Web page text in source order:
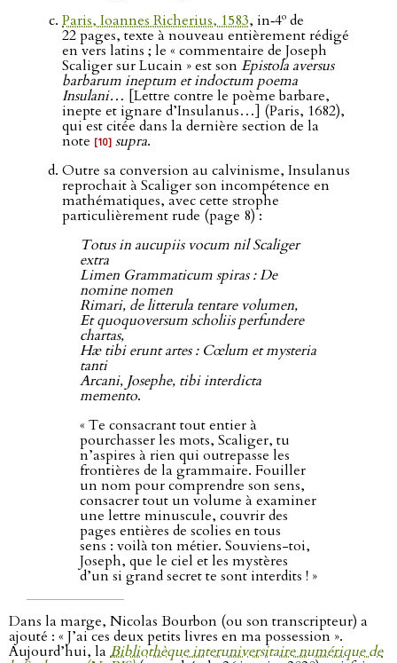
Paris, Ioannes Richerius, 1583, in‑4o de
22 pages, texte à nouveau entièrement rédigé
en vers latins ; le « commentaire de Joseph
Scaliger sur Lucain » est sonEpistola aversus
barbarum ineptum et indoctum poema
Insulani… [Lettre contre le poème barbare,
inepte et ignare d’Insulanus…] (Paris, 1682),
qui est citée dans la dernière section de la
note [10] supra.
Outre sa conversion au calvinisme, Insulanus
reprochait à Scaliger son incompétence en
mathématiques, avec cette strophe
particulièrement rude (page 8) :
Totus in aucupiis vocum nil Scaliger
extra
Limen Grammaticum spiras : De
nomine nomen
Rimari, de litterula tentare volumen,
Et quoquoversum scholiis perfundere
chartas,
Hæ tibi erunt artes : Cœlum et mysteria
tanti
Arcani, Josephe, tibi interdicta
memento.
« Te consacrant tout entier à
pourchasser les mots, Scaliger, tu
n’aspires à rien qui outrepasse les
frontières de la grammaire. Fouiller
un nom pour comprendre son sens,
consacrer tout un volume à examiner
une lettre minuscule, couvrir des
pages entières de scolies en tous
sens : voilà ton métier. Souviens-toi,
Joseph, que le ciel et les mystères
d’un si grand secret te sont interdits ! »
Dans la marge, Nicolas Bourbon (ou son transcripteur) a
ajouté : « J’ai ces deux petits livres en ma possession ».
Aujourd’hui, la Bibliothèque interuniversitaire numérique de